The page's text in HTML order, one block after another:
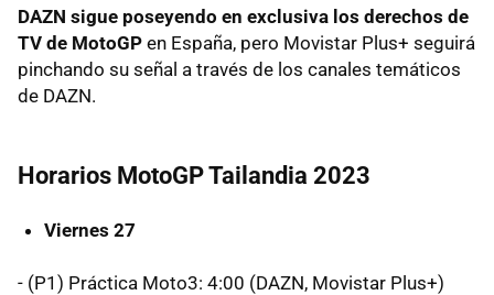
DAZN sigue poseyendo en exclusiva los derechos de
TV de MotoGP en España, pero Movistar Plus+ seguirá
pinchando su señal a través de los canales temáticos
de DAZN.
Horarios MotoGP Tailandia 2023
Viernes 27
- (P1) Práctica Moto3: 4:00 (DAZN, Movistar Plus+)